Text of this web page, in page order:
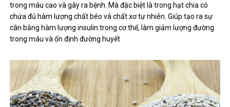
trong máu cao và gây ra bệnh. Mà đặc biệt là trong hạt chia có
chứa đủ hàm lượng chất béo và chất xơ tự nhiên. Giúp tạo ra sự
cân bằng hàm lượng insulin trong cơ thể, làm giảm lượng đường
trong máu và ổn định đường huyết